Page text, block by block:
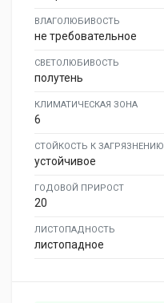
ВЛАГОЛЮБИВОСТЬ
не требовательное
СВЕТОЛЮБИВОСТЬ
полутень
КЛИМАТИЧЕСКАЯ ЗОНА
6
СТОЙКОСТЬ К ЗАГРЯЗНЕНИЮ
устойчивое
ГОДОВОЙ ПРИРОСТ
20
ЛИСТОПАДНОСТЬ
листопадное